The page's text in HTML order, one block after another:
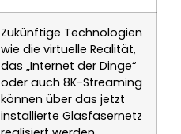
Zukünftige Technologien
wie die virtuelle Realität,
das „Internet der Dinge“
oder auch 8K-Streaming
können über das jetzt
installierte Glasfasernetz